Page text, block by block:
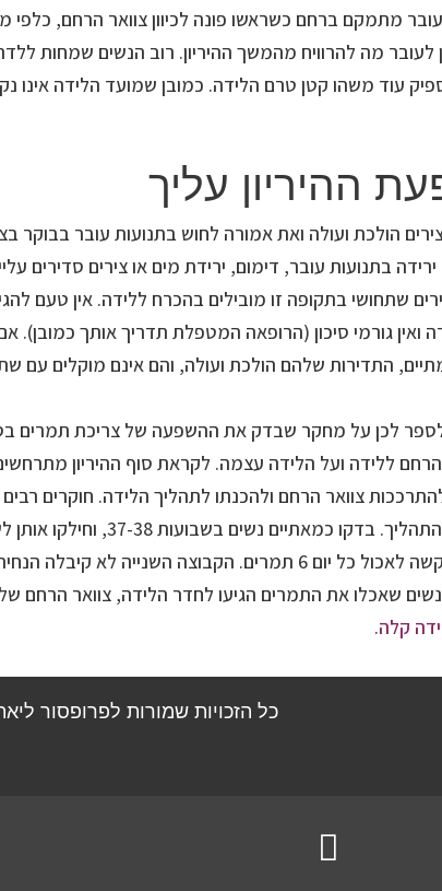
מתמקם ברחם כשראשו פונה לכיוון צוואר הרחם, כלפי
לעובר מה להרוויח מהמשך ההיריון. רוב הנשים שמחות
עוד משהו קטן טרם הלידה. כמובן שמועד הלידה אינו
ההיריון עליך
הולכת ועולה ואת אמורה לחוש בתנועות עובר בבוקר
בתנועות עובר, דימום, ירידת מים או צירים סדירים
שתחושי בתקופה זו מובילים בהכרח ללידה. אין טעם
ואין גורמי סיכון (הרופאה המטפלת תדריך אותך כמובן).
התדירות שלהם הולכת ועולה, והם אינם מוקלים עם
לכן על מחקר שבדק את ההשפעה של צריכת תמרים
ללידה ועל הלידה עצמה. לקראת סוף ההיריון
צוואר הרחם ולהכנתו לתהליך הלידה. חוקרים
ולזרז את התהליך. בדקו כמאתיים
אחת נתבקשה לאכול כל יום 6 תמרים. הקבוצה השנייה לא
שאכלו את התמרים הגיעו לחדר הלידה, צוואר הרחם
קלה.
כל הזכויות שמורות לפרופסור
